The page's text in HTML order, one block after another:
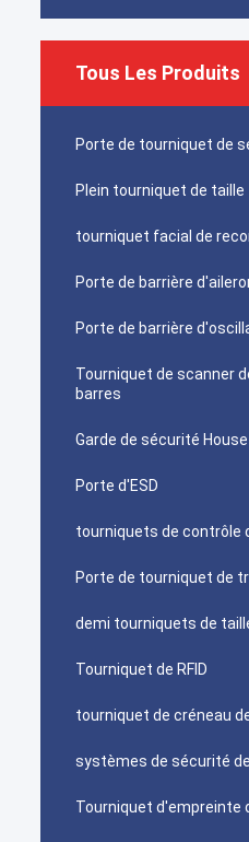
Tous Les Produits
Porte de tourniquet de
Plein tourniquet de taille
tourniquet facial de
Porte de barrière
Porte de barrière
Tourniquet de scanner
barres
Garde de sécurité House
Porte d'ESD
tourniquets de contrôle
Porte de tourniquet de
demi tourniquets de
Tourniquet de RFID
tourniquet de créneau
systèmes de sécurité
Tourniquet d'empreinte